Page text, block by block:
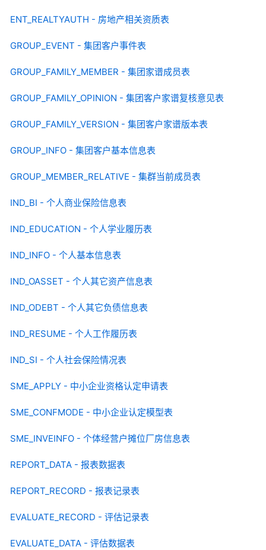
ENT_REALTYAUTH - 房地产相关资质表
GROUP_EVENT - 集团客户事件表
GROUP_FAMILY_MEMBER - 集团家谱成员表
GROUP_FAMILY_OPINION - 集团客户家谱复核意见表
GROUP_FAMILY_VERSION - 集团客户家谱版本表
GROUP_INFO - 集团客户基本信息表
GROUP_MEMBER_RELATIVE - 集群当前成员表
IND_BI - 个人商业保险信息表
IND_EDUCATION - 个人学业履历表
IND_INFO - 个人基本信息表
IND_OASSET - 个人其它资产信息表
IND_ODEBT - 个人其它负债信息表
IND_RESUME - 个人工作履历表
IND_SI - 个人社会保险情况表
SME_APPLY - 中小企业资格认定申请表
SME_CONFMODE - 中小企业认定模型表
SME_INVEINFO - 个体经营户摊位厂房信息表
REPORT_DATA - 报表数据表
REPORT_RECORD - 报表记录表
EVALUATE_RECORD - 评估记录表
EVALUATE_DATA - 评估数据表